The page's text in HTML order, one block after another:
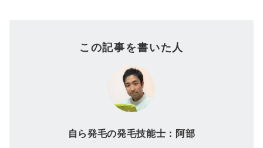
この記事を書いた人
自ら発毛の発毛技能士：阿部